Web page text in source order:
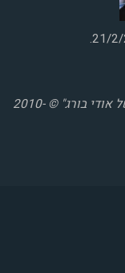
כל הזכויות שמורות "מבקר המדינה - הבלוג של אודי בורג" © 2010-